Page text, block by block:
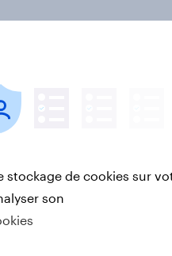
stockage de cookies sur
son